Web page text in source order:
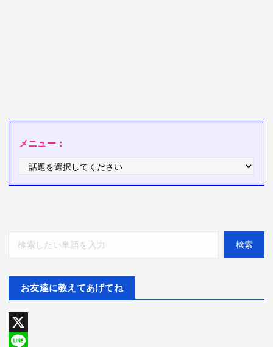
メニュー：
検索
お友達に教えてあげてね
X